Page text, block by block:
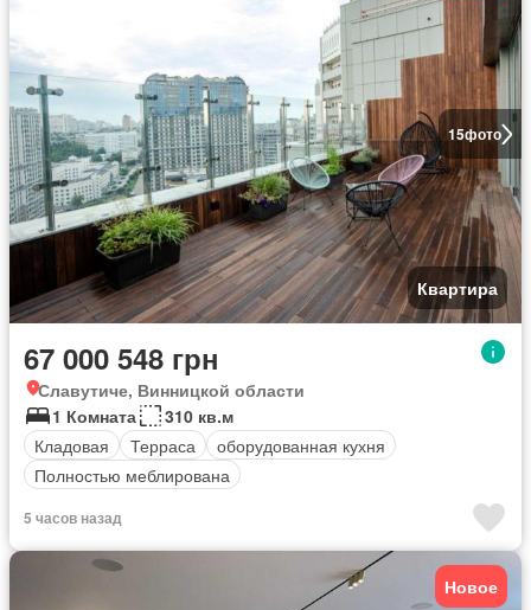
15фото
Квартира
67 000 548 грн
Славутиче, Винницкой области
1 Комната
310 кв.м
Кладовая
Терраса
оборудованная кухня
Полностью меблирована
5 часов назад
Новое